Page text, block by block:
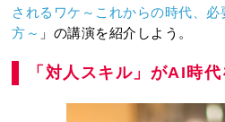
されるワケ～これからの時代、
方～ 」の講演を紹介しよう。
「対人スキル」がAI時